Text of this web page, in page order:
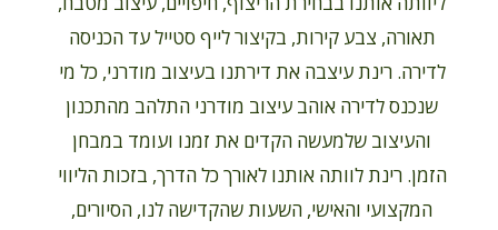
תאורה, צבע קירות, בקיצור לייף סטייל עד הכניסה
לדירה. רינת עיצבה את דירתנו בעיצוב מודרני, כל מי
שנכנס לדירה אוהב עיצוב מודרני התלהב מהתכנון
והעיצוב שלמעשה הקדים את זמנו ועומד במבחן
הזמן. רינת לוותה אותנו לאורך כל הדרך, בזכות הליווי
המקצועי והאישי, השעות שהקדישה לנו, הסיורים,